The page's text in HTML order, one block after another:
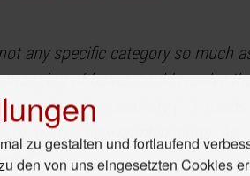
any specific category so much
of boxes could resolve
like creativity (...), needs
well as new combinations. As
zu gestalten und fortlaufend
den von uns eingesetzten Cookies